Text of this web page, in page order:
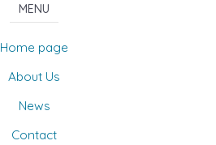
MENU
Home page
About Us
News
Contact